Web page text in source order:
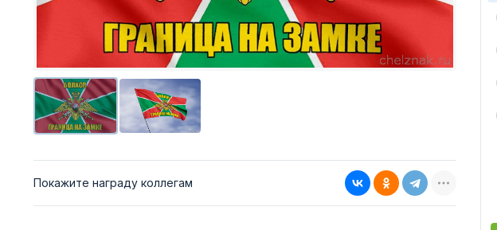
Покажите награду коллегам